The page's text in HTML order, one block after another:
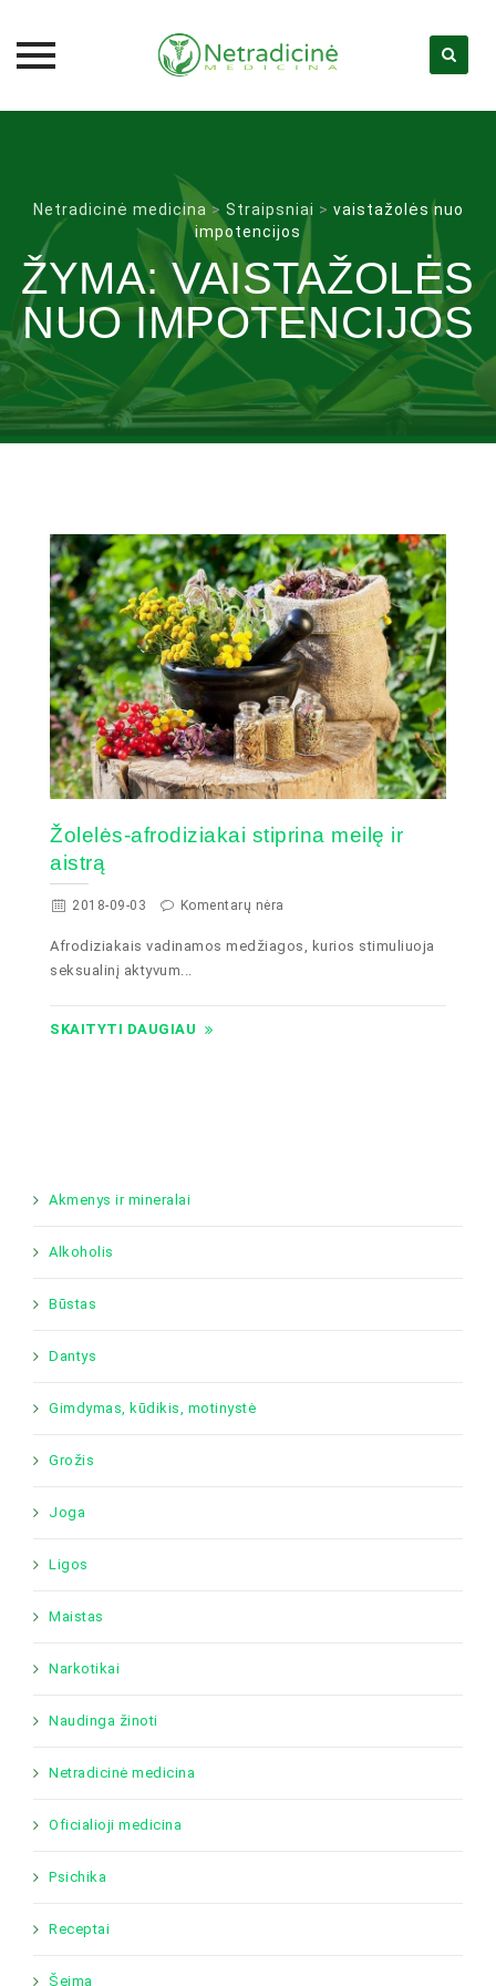
Netradicinė medicina > Straipsniai > vaistažolės nuo
impotencijos
ŽYMA:VAISTAŽOLĖS
NUO IMPOTENCIJOS
Žolelės-afrodiziakai stiprina meilę ir
aistrą
2018-09-03 Komentarų nėra
Afrodiziakais vadinamos medžiagos, kurios stimuliuoja
seksualinį aktyvum...
SKAITYTI DAUGIAU
Akmenys ir mineralai
Alkoholis
Būstas
Dantys
Gimdymas, kūdikis, motinystė
Grožis
Joga
Ligos
Maistas
Narkotikai
Naudinga žinoti
Netradicinė medicina
Oficialioji medicina
Psichika
Receptai
Šeima